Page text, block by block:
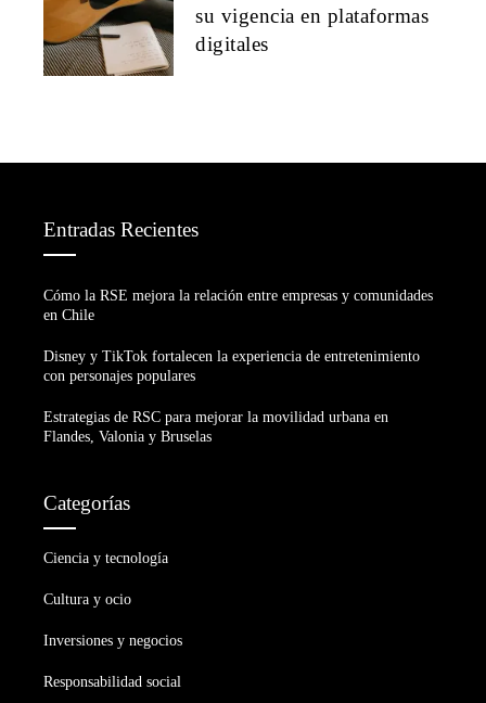
su vigencia en plataformas
digitales
Entradas Recientes
Cómo la RSE mejora la relación entre empresas y comunidades
en Chile
Disney y TikTok fortalecen la experiencia de entretenimiento
con personajes populares
Estrategias de RSC para mejorar la movilidad urbana en
Flandes, Valonia y Bruselas
Categorías
Ciencia y tecnología
Cultura y ocio
Inversiones y negocios
Responsabilidad social